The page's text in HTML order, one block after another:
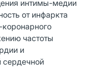
интимы-медии
от инфаркта
частоты
и
сердечной